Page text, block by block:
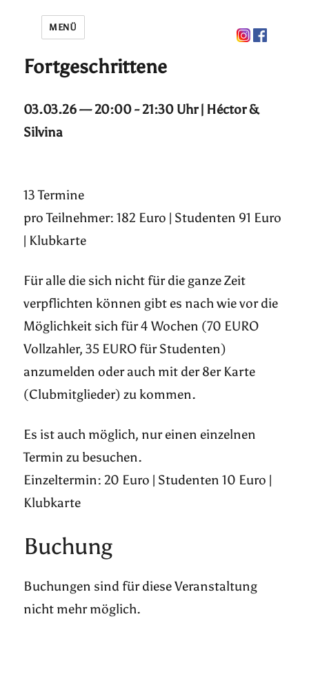
MENÜ
Fortgeschrittene
03.03.26 — 20:00 - 21:30 Uhr | Héctor &
Silvina
13 Termine
pro Teilnehmer: 182 Euro | Studenten 91 Euro
| Klubkarte
Für alle die sich nicht für die ganze Zeit
verpflichten können gibt es nach wie vor die
Möglichkeit sich für 4 Wochen (70 EURO
Vollzahler, 35 EURO für Studenten)
anzumelden oder auch mit der 8er Karte
(Clubmitglieder) zu kommen.
Es ist auch möglich, nur einen einzelnen
Termin zu besuchen.
Einzeltermin: 20 Euro | Studenten 10 Euro |
Klubkarte
Buchung
Buchungen sind für diese Veranstaltung
nicht mehr möglich.